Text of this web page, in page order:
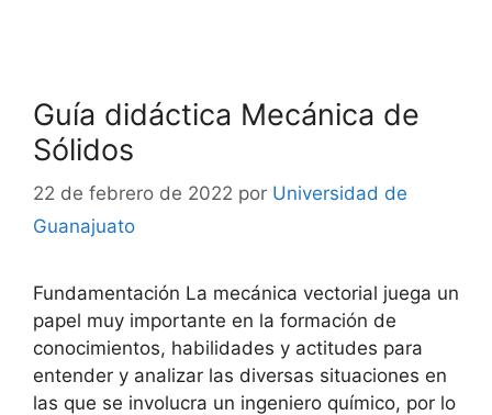
Guía didáctica Mecánica de
Sólidos
22 de febrero de 2022 por Universidad de
Guanajuato
Fundamentación La mecánica vectorial juega un
papel muy importante en la formación de
conocimientos, habilidades y actitudes para
entender y analizar las diversas situaciones en
las que se involucra un ingeniero químico, por lo